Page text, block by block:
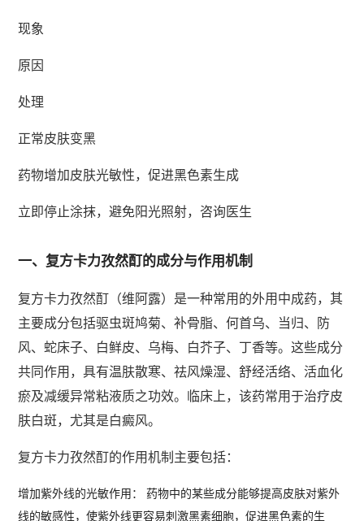
现象
原因
处理
正常皮肤变黑
药物增加皮肤光敏性，促进黑色素生成
立即停止涂抹，避免阳光照射，咨询医生
一、复方卡力孜然酊的成分与作用机制
复方卡力孜然酊（维阿露）是一种常用的外用中成药，其
主要成分包括驱虫斑鸠菊、补骨脂、何首乌、当归、防
风、蛇床子、白鲜皮、乌梅、白芥子、丁香等。这些成分
共同作用，具有温肤散寒、祛风燥湿、舒经活络、活血化
瘀及减缓异常粘液质之功效。临床上，该药常用于治疗皮
肤白斑，尤其是白癜风。
复方卡力孜然酊的作用机制主要包括：
增加紫外线的光敏作用： 药物中的某些成分能够提高皮肤对紫外
线的敏感性，使紫外线更容易刺激黑素细胞，促进黑色素的生